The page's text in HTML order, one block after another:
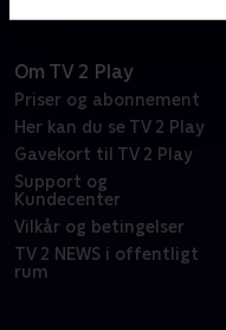
Om TV 2 Play
Priser og abonnement
Her kan du se TV 2 Play
Gavekort til TV 2 Play
Support og
Kundecenter
Vilkår og betingelser
TV 2 NEWS i offentligt
rum